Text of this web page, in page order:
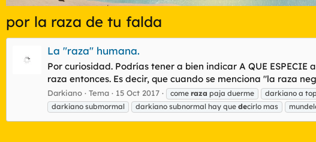
por la raza de tu falda
La "raza" humana.
Por curiosidad. Podrías tener a bien indicar A QUE
raza entonces. Es decir, que cuando se menciona "la raza
Darkiano Tema 15 Oct 2017 come raza paja duerme darkiano a
darkiano submormal
darkiano subnormal hay que decirlo mas